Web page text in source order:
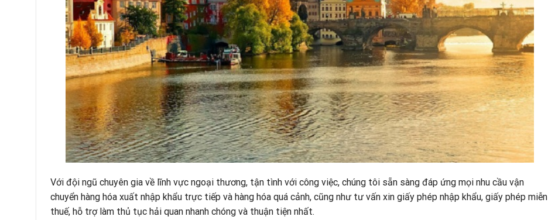
Với đội ngũ chuyên gia về lĩnh vực ngoại thương, tận tình với công việc, chúng tôi sẵn sàng đáp ứng mọi nhu cầu vận
chuyển hàng hóa xuất nhập khẩu trực tiếp và hàng hóa quá cảnh, cũng như tư vấn xin giấy phép nhập khẩu, giấy phép miễn
thuế, hỗ trợ làm thủ tục hải quan nhanh chóng và thuận tiện nhất.